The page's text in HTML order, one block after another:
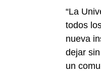
“La
todos
nueva
dejar
un